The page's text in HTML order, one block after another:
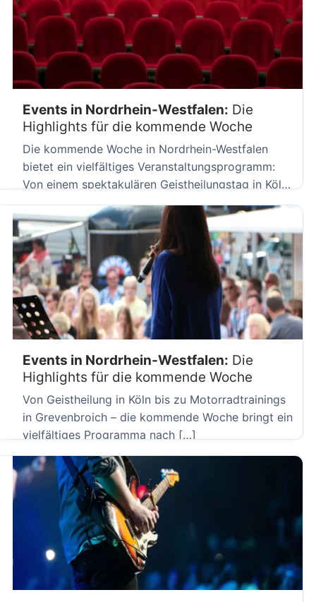
Events in Nordrhein-Westfalen: Die
Highlights für die kommende Woche
Die kommende Woche in Nordrhein-Westfalen
bietet ein vielfältiges Veranstaltungsprogramm:
Von einem spektakulären Geistheilungstag in Köln
über romantische Schatzsuchen […]
Events in Nordrhein-Westfalen: Die
Highlights für die kommende Woche
Von Geistheilung in Köln bis zu Motorradtrainings
in Grevenbroich – die kommende Woche bringt ein
vielfältiges Programma nach […]